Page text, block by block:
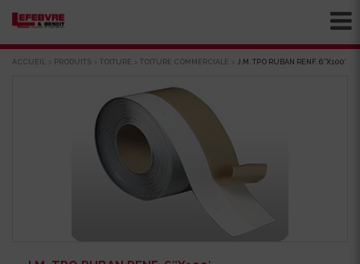
ACCUEIL > PRODUITS > TOITURE > TOITURE COMMERCIALE > J.M. TPO RUBAN RENF. 6″X100′